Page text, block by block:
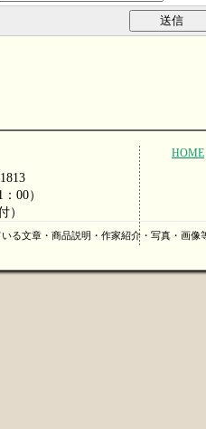
00）
）
HOME
る文章・商品説明・作家紹介・写真・画